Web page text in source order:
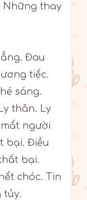
Những thay
Đau
tiếc.
sáng.
thân. Ly
người
bại. Điều
bại.
chóc. Tin
tủy.